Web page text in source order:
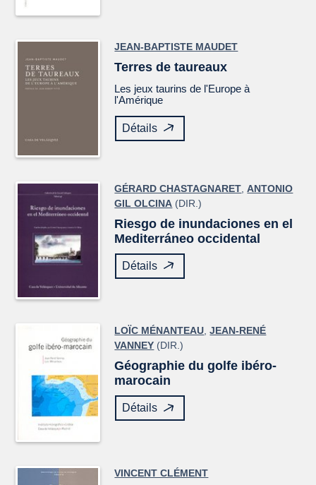
JEAN-BAPTISTE MAUDET
Terres de taureaux
Les jeux taurins de l'Europe à
l'Amérique
Détails
GÉRARD CHASTAGNARET ,ANTONIO
GIL OLCINA (DIR.)
Riesgo de inundaciones en el
Mediterráneo occidental
Détails
LOÏC MÉNANTEAU,JEAN-RENÉ
VANNEY (DIR.)
Géographie du golfe ibéro-
marocain
Détails
VINCENT CLÉMENT